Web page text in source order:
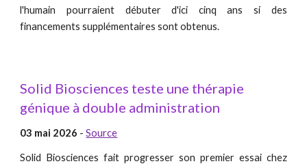
l'humain pourraient débuter d'ici cinq ans si des
financements supplémentaires sont obtenus.
Solid Biosciences teste une thérapie
génique à double administration
03 mai 2026 -Source
Solid Biosciences fait progresser son premier essai chez